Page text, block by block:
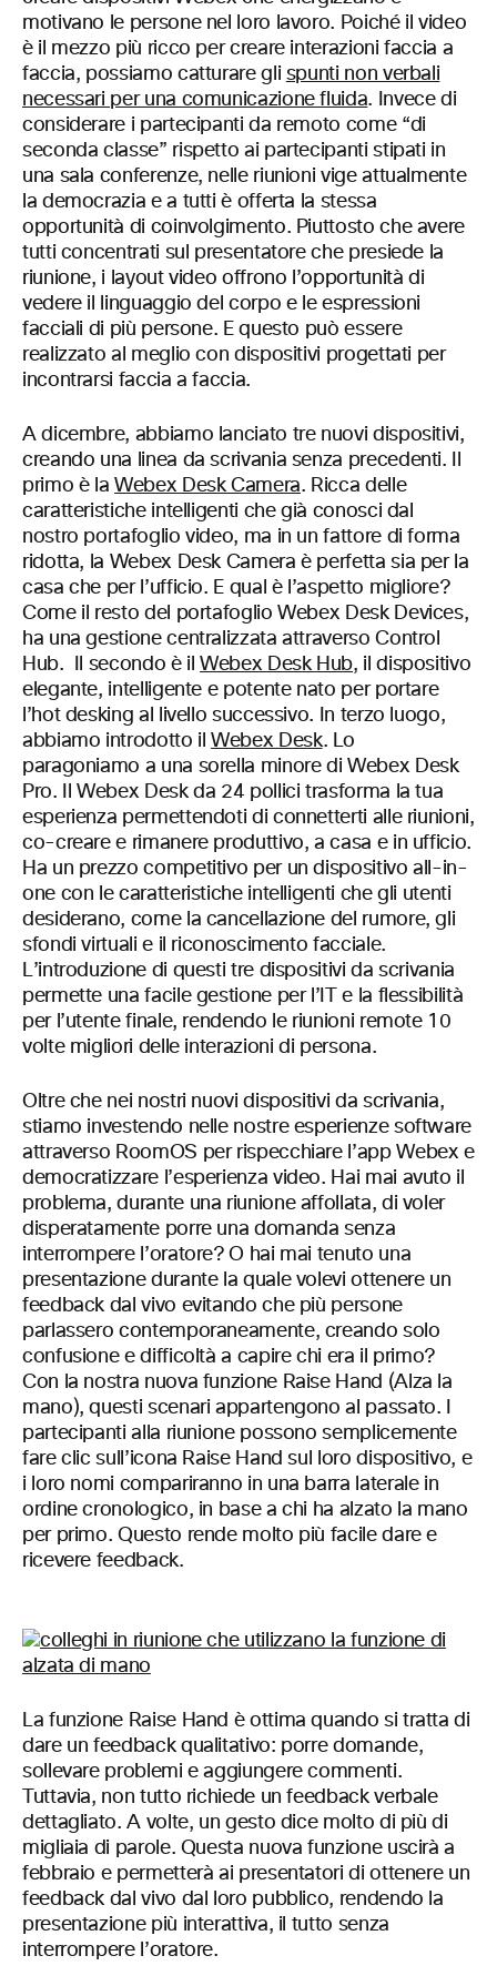
motivano le persone nel loro lavoro. Poiché il video
è il mezzo più ricco per creare interazioni faccia a
faccia, possiamo catturare gli spunti non verbali
necessari per una comunicazione fluida. Invece di
considerare i partecipanti da remoto come “di
seconda classe” rispetto ai partecipanti stipati in
una sala conferenze, nelle riunioni vige attualmente
la democrazia e a tutti è offerta la stessa
opportunità di coinvolgimento. Piuttosto che avere
tutti concentrati sul presentatore che presiede la
riunione, i layout video offrono l’opportunità di
vedere il linguaggio del corpo e le espressioni
facciali di più persone. E questo può essere
realizzato al meglio con dispositivi progettati per
incontrarsi faccia a faccia.
A dicembre, abbiamo lanciato tre nuovi dispositivi,
creando una linea da scrivania senza precedenti. Il
primo è laWebex Desk Camera. Ricca delle
caratteristiche intelligenti che già conosci dal
nostro portafoglio video, ma in un fattore di forma
ridotta, la Webex Desk Camera è perfetta sia per la
casa che per l’ufficio. E qual è l’aspetto migliore?
Come il resto del portafoglio Webex Desk Devices,
ha una gestione centralizzata attraverso Control
Hub. Il secondo è ilWebex Desk Hub, il dispositivo
elegante, intelligente e potente nato per portare
l’hot desking al livello successivo. In terzo luogo,
abbiamo introdotto ilWebex Desk. Lo
paragoniamo a una sorella minore di Webex Desk
Pro. Il Webex Desk da 24 pollici trasforma la tua
esperienza permettendoti di connetterti alle riunioni,
co-creare e rimanere produttivo, a casa e in ufficio.
Ha un prezzo competitivo per un dispositivo all-in-
one con le caratteristiche intelligenti che gli utenti
desiderano, come la cancellazione del rumore, gli
sfondi virtuali e il riconoscimento facciale.
L’introduzione di questi tre dispositivi da scrivania
permette una facile gestione per l’IT e la flessibilità
per l’utente finale, rendendo le riunioni remote 10
volte migliori delle interazioni di persona.
Oltre che nei nostri nuovi dispositivi da scrivania,
stiamo investendo nelle nostre esperienze software
attraverso RoomOS per rispecchiare l’app Webex e
democratizzare l’esperienza video. Hai mai avuto il
problema, durante una riunione affollata, di voler
disperatamente porre una domanda senza
interrompere l’oratore? O hai mai tenuto una
presentazione durante la quale volevi ottenere un
feedback dal vivo evitando che più persone
parlassero contemporaneamente, creando solo
confusione e difficoltà a capire chi era il primo?
Con la nostra nuova funzione Raise Hand (Alza la
mano), questi scenari appartengono al passato. I
partecipanti alla riunione possono semplicemente
fare clic sull’icona Raise Hand sul loro dispositivo, e
i loro nomi compariranno in una barra laterale in
ordine cronologico, in base a chi ha alzato la mano
per primo. Questo rende molto più facile dare e
ricevere feedback.
La funzione Raise Hand è ottima quando si tratta di
dare un feedback qualitativo: porre domande,
sollevare problemi e aggiungere commenti.
Tuttavia, non tutto richiede un feedback verbale
dettagliato. A volte, un gesto dice molto di più di
migliaia di parole. Questa nuova funzione uscirà a
febbraio e permetterà ai presentatori di ottenere un
feedback dal vivo dal loro pubblico, rendendo la
presentazione più interattiva, il tutto senza
interrompere l’oratore.